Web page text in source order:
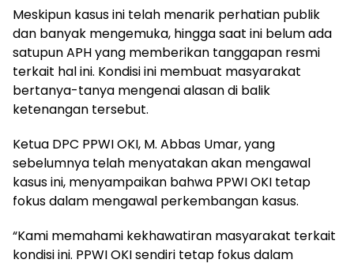
Meskipun kasus ini telah menarik perhatian publik
dan banyak mengemuka, hingga saat ini belum ada
satupun APH yang memberikan tanggapan resmi
terkait hal ini. Kondisi ini membuat masyarakat
bertanya-tanya mengenai alasan di balik
ketenangan tersebut.
Ketua DPC PPWI OKI, M. Abbas Umar, yang
sebelumnya telah menyatakan akan mengawal
kasus ini, menyampaikan bahwa PPWI OKI tetap
fokus dalam mengawal perkembangan kasus.
“Kami memahami kekhawatiran masyarakat terkait
kondisi ini. PPWI OKI sendiri tetap fokus dalam